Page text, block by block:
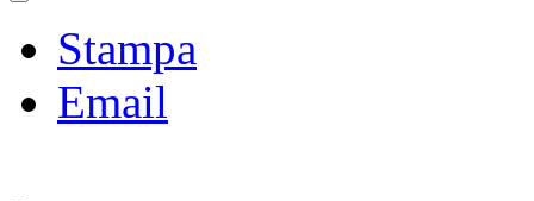
Stampa
Email